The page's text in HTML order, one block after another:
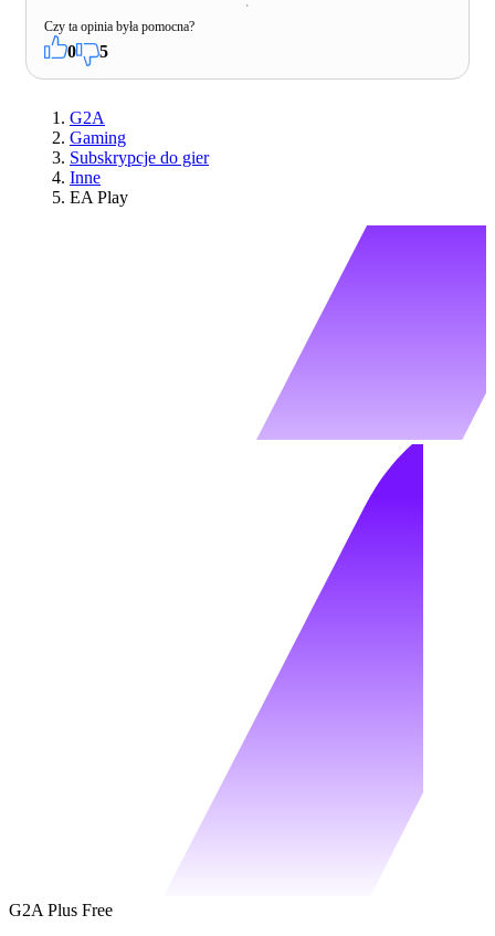
Czy ta opinia była pomocna?
0 5
G2A
Gaming
Subskrypcje do gier
Inne
EA Play
G2A Plus Free